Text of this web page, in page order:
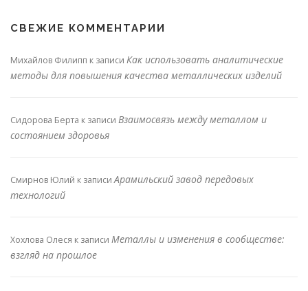
СВЕЖИЕ КОММЕНТАРИИ
Михайлов Филипп к записи Как использовать аналитические
методы для повышения качества металлических изделий
Сидорова Берта к записи Взаимосвязь между металлом и
состоянием здоровья
Смирнов Юлий к записиАрамильский завод передовых
технологий
Хохлова Олеся к записи Металлы и изменения в сообществе:
взгляд на прошлое